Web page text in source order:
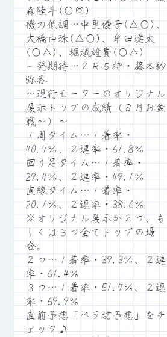
森陸斗(○◎)
機力低調…中里優子(△○)、
大橋由珠(△○)、牟田奨太
(○△)、堀越雄貴(○△)
一発期待…２Ｒ５枠・藤本紗
弥香
～現行モーターのオリジナル
展示トップの成績（８月お盆
戦～）～
１周タイム…１着率・
40.7％、２連率・61.8％
回り足タイム…１着率・
29.4％、２連率・49.1％
直線タイム…１着率・
20.1％、２連率・38.6％
※オリジナル展示が２つ、も
しくは３つ全てトップの場
合。
２つ…１着率・39.3％、２連
率・61.4％
３つ…１着率・51.7％、２連
率・69.9％
直前予想「ペラ坊予想」をチ
ェック♪